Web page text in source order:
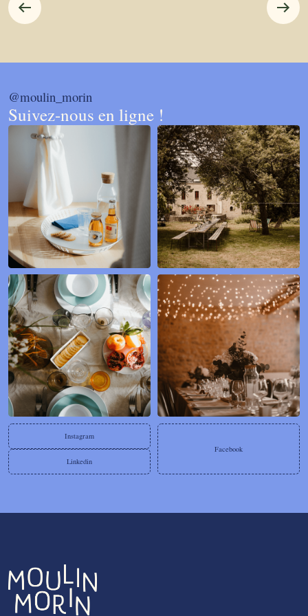
@moulin_morin
Suivez-nous en ligne !
Instagram
Linkedin
Facebook